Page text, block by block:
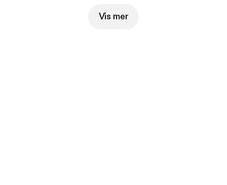
Vis mer